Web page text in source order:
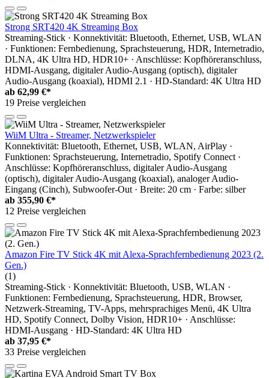
Strong SRT420 4K Streaming Box
Streaming-Stick · Konnektivität: Bluetooth, Ethernet, USB, WLAN
· Funktionen: Fernbedienung, Sprachsteuerung, HDR, Internetradio,
DLNA, 4K Ultra HD, HDR10+ · Anschlüsse: Kopfhöreranschluss,
HDMI-Ausgang, digitaler Audio-Ausgang (optisch), digitaler
Audio-Ausgang (koaxial), HDMI 2.1 · HD-Standard: 4K Ultra HD
ab 62,99 €*
19 Preise vergleichen
WiiM Ultra - Streamer, Netzwerkspieler
Konnektivität: Bluetooth, Ethernet, USB, WLAN, AirPlay ·
Funktionen: Sprachsteuerung, Internetradio, Spotify Connect ·
Anschlüsse: Kopfhöreranschluss, digitaler Audio-Ausgang
(optisch), digitaler Audio-Ausgang (koaxial), analoger Audio-
Eingang (Cinch), Subwoofer-Out · Breite: 20 cm · Farbe: silber
ab 355,90 €*
12 Preise vergleichen
Amazon Fire TV Stick 4K mit Alexa-Sprachfernbedienung 2023 (2.
Gen.)
(1)
Streaming-Stick · Konnektivität: Bluetooth, USB, WLAN ·
Funktionen: Fernbedienung, Sprachsteuerung, HDR, Browser,
Netzwerk-Streaming, TV-Apps, mehrsprachiges Menü, 4K Ultra
HD, Spotify Connect, Dolby Vision, HDR10+ · Anschlüsse:
HDMI-Ausgang · HD-Standard: 4K Ultra HD
ab 37,95 €*
33 Preise vergleichen